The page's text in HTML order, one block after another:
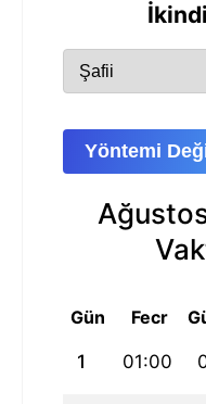
Yöntemi
Gün Fecr
1 01:00